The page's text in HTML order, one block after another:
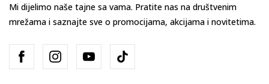
Mi dijelimo naše tajne sa vama. Pratite nas na društvenim
mrežama i saznajte sve o promocijama, akcijama i novitetima.